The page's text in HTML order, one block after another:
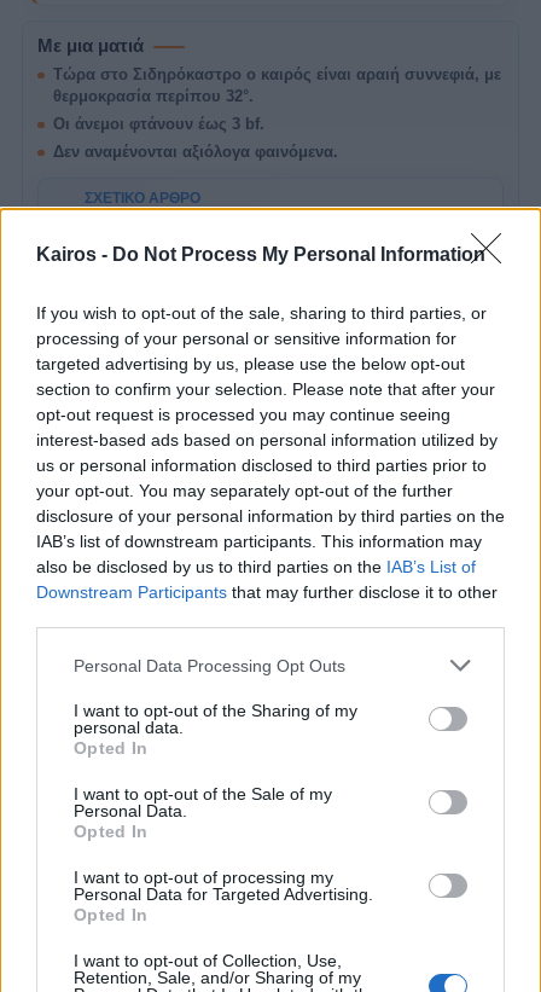
Kairos - Do Not Process My Personal Information
If you wish to opt-out of the sale, sharing to third parties, or
processing of your personal or sensitive information for
targeted advertising by us, please use the below opt-out
section to confirm your selection. Please note that after your
opt-out request is processed you may continue seeing
interest-based ads based on personal information utilized by
us or personal information disclosed to third parties prior to
your opt-out. You may separately opt-out of the further
disclosure of your personal information by third parties on the
IAB’s list of downstream participants. This information may
also be disclosed by us to third parties on the IAB’s List of
Downstream Participants that may further disclose it to other
Please note that this website/app uses one or more Google
not limited to your visit or usage behaviour. You may click to
grant or deny consent to Google and its third-party tags to
use your data for below specified purposes in below Google
consent section.
Personal Data Processing Opt Outs
I want to opt-out of the Sharing of my
personal data.
Opted In
I want to opt-out of the Sale of my
Personal Data.
Opted In
I want to opt-out of processing my
Personal Data for Targeted Advertising.
Opted In
I want to opt-out of Collection, Use,
Retention, Sale, and/or Sharing of my
Με μια ματιά
Τώρα στο Σιδηρόκαστρο ο καιρός είναι αραιή συννεφιά, με
θερμοκρασία περίπου 32°.
Οι άνεμοι φτάνουν έως 3 bf.
Δεν αναμένονται αξιόλογα φαινόμενα.
A
ΣΧΕΤΙΚΌ ΆΡΘΡΟ
Καιρός σήμερα και αύριο σε Αθήνα, Θεσσαλονίκη
πιθανότητα βροχής και σημεία προσοχής.
Σήμερα στο
Σιδηρόκαστρο
Αυξημένη συννεφιά, 23°–35°, άνεμοι έως 3 bf. Δεν
αναμένονται αξιόλογα φαινόμενα.
31°
Αυξημένη Συννεφιά
Άνεμος2 bf
Μεσημέρι
Αραιή Συννεφιά
Απόγευμα
34°
Άνεμος2 bf
Βράδυ
30°
Άνεμος